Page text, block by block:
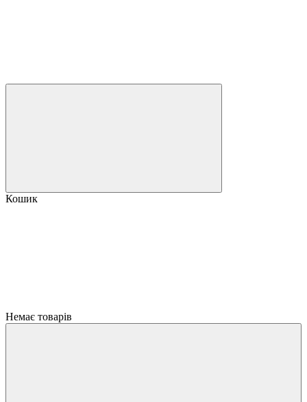
Кошик
Немає товарів